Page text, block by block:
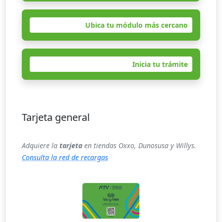
Ubica tu módulo más cercano
Inicia tu trámite
Tarjeta general
Adquiere la tarjeta en tiendas Oxxo, Dunosusa y Willys.
Consulta la red de recargas